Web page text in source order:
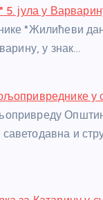
јула у
"Жилићеви
у знак…
у
и